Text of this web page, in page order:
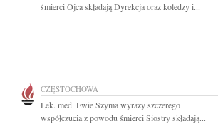
śmierci Ojca składają Dyrekcja oraz koledzy i...
CZĘSTOCHOWA
Lek. med. Ewie Szyma wyrazy szczerego
współczucia z powodu śmierci Siostry składają...